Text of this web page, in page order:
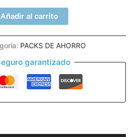
Añadir al carrito
PACKS DE AHORRO
garantizado